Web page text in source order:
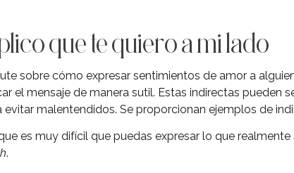
que te quiero a mi lado
sobre cómo expresar sentimientos de amor a
el mensaje de manera sutil. Estas indirectas pueden
malentendidos. Se proporcionan ejemplos de
es muy difícil que puedas expresar lo que
.